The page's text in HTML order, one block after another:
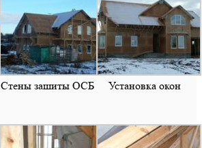
Стены зашиты ОСБ Установка окон